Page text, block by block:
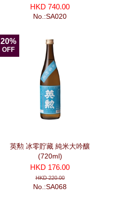
HKD 740.00
No.:SA020
20%
OFF
英勲 冰零貯藏 純米大吟釀
(720ml)
HKD 176.00
HKD 220.00
No.:SA068